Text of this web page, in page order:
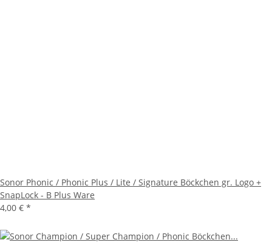
Sonor Phonic / Phonic Plus / Lite / Signature Böckchen gr. Logo +
SnapLock - B Plus Ware
4,00 € *